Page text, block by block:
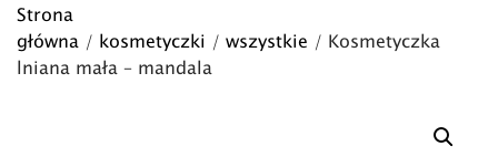
Strona
główna / kosmetyczki / wszystkie / Kosmetyczka
lniana mała – mandala